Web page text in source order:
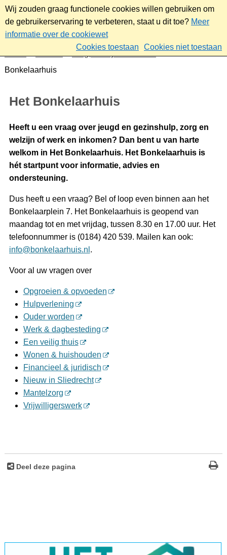
Wij zouden graag functionele cookies willen gebruiken om
de gebruikerservaring te verbeteren, staat u dit toe? Meer
informatie over de cookiewet
Cookies toestaan
Cookies niet toestaan
Zorg, welzijn & overlast
Het
Bonkelaarhuis
Het Bonkelaarhuis
Heeft u een vraag over jeugd en gezinshulp, zorg en
welzijn of werk en inkomen? Dan bent u van harte
welkom in Het Bonkelaarhuis. Het Bonkelaarhuis is
hét startpunt voor informatie, advies en
ondersteuning.
Dus heeft u een vraag? Bel of loop even binnen aan het
Bonkelaarplein 7. Het Bonkelaarhuis is geopend van
maandag tot en met vrijdag, tussen 8.30 en 17.00 uur. Het
telefoonnummer is (0184) 420 539. Mailen kan ook:
info@bonkelaarhuis.nl .
Voor al uw vragen over
Opgroeien & opvoeden
Hulpverlening
Ouder worden
Werk & dagbesteding
Een veilig thuis
Wonen & huishouden
Financieel & juridisch
Nieuw in Sliedrecht
Mantelzorg
Vrijwilligerswerk
Deel deze pagina